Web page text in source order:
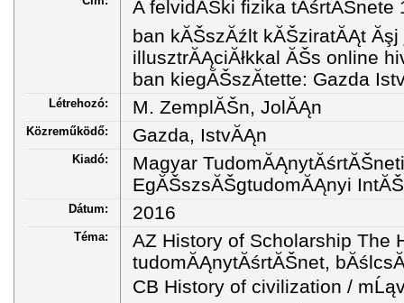
A felvidĂŠki fizika tĂśrtĂŠnete
ban kĂŠszĂźlt kĂŠziratĂĄt
illusztrĂĄciĂłkkal ĂŠs online
ban kiegĂŠszĂ­tette: Gazda
Létrehozó: M. ZemplĂŠn, JolĂĄn
Közreműködő: Gazda, IstvĂĄn
Kiadó:
Magyar
EgĂŠszsĂŠgtudomĂĄnyi
Dátum: 2016
Téma:
AZ History of Scholarship The
tudomĂĄnytĂśrtĂŠnet,
CB History of civilization /